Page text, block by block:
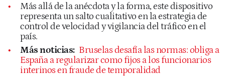
Más allá de la anécdota y la forma, este dispositivo
representa un salto cualitativo en la estrategia de
control de velocidad y vigilancia del tráfico en el
país.
Más noticias: Bruselas desafía las normas: obliga a
España a regularizar como fijos a los funcionarios
interinos en fraude de temporalidad